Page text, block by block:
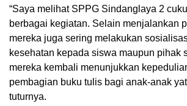
“Saya melihat SPPG Sindanglaya 2
berbagai kegiatan. Selain menjalankan
mereka juga sering melakukan
kesehatan kepada siswa maupun pihak
mereka kembali menunjukkan
pembagian buku tulis bagi anak-anak
tuturnya.